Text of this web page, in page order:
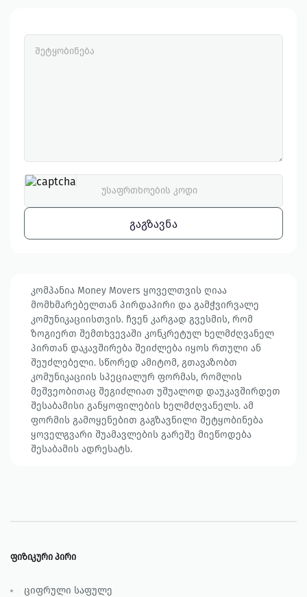
ᲒᲐᲒᲖᲐᲕᲜᲐ
კომპანია Money Movers ყოველთვის ღიაა
მომხმარებელთან პირდაპირი და გამჭვირვალე
კომუნიკაციისთვის. ჩვენ კარგად გვესმის, რომ
ზოგიერთ შემთხვევაში კონკრეტულ ხელმძღვანელ
პირთან დაკავშირება შეიძლება იყოს რთული ან
შეუძლებელი. სწორედ ამიტომ, გთავაზობთ
კომუნიკაციის სპეციალურ ფორმას, რომლის
მეშვეობითაც შეგიძლიათ უშუალოდ დაუკავშირდეთ
შესაბამისი განყოფილების ხელმძღვანელს. ამ
ფორმის გამოყენებით გაგზავნილი შეტყობინება
ყოველგვარი შუამავლების გარეშე მიეწოდება
შესაბამის ადრესატს.
ფიზიკური პირი
ციფრული საფულე